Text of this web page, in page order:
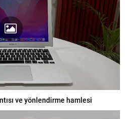
ve yönlendirme hamlesi